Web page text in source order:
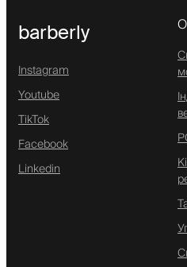
barberly
Instagram
Youtube
TikTok
Facebook
Linkedin